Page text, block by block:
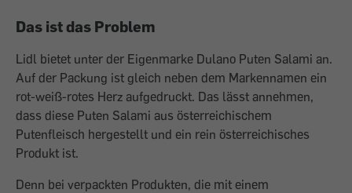
Das ist das Problem
Lidl bietet unter der Eigenmarke Dulano Puten Salami an.
Auf der Packung ist gleich neben dem Markennamen ein
rot-weiß-rotes Herz aufgedruckt. Das lässt annehmen,
dass diese Puten Salami aus österreichischem
Putenfleisch hergestellt und ein rein österreichisches
Produkt ist.
Denn bei verpackten Produkten, die mit einem